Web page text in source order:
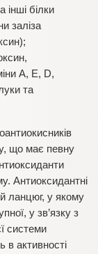
білки
заліза
А, Е, D,
та
що має певну
Антиоксидантні
ланцюг, у якому
у зв’язку з
системи
в активності